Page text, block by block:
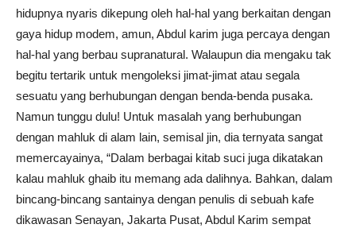
hidupnya nyaris dikepung oleh hal-hal yang berkaitan dengan
gaya hidup modem, amun, Abdul karim juga percaya dengan
hal-hal yang berbau supranatural. Walaupun dia mengaku tak
begitu tertarik untuk mengoleksi jimat-jimat atau segala
sesuatu yang berhubungan dengan benda-benda pusaka.
Namun tunggu dulu! Untuk masalah yang berhubungan
dengan mahluk di alam lain, semisal jin, dia ternyata sangat
memercayainya, “Dalam berbagai kitab suci juga dikatakan
kalau mahluk ghaib itu memang ada dalihnya. Bahkan, dalam
bincang-bincang santainya dengan penulis di sebuah kafe
dikawasan Senayan, Jakarta Pusat, Abdul Karim sempat